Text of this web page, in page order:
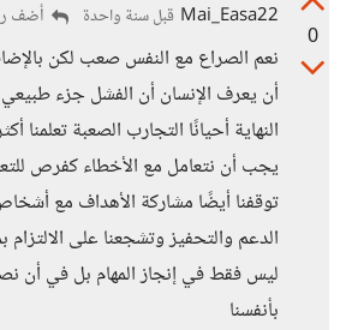
0
Mai_Easa22 قبل سنة واحدة أضف
نعم الصراع مع النفس صعب لكن
أن يعرف الإنسان أن الفشل جزء
النهاية أحيانًا التجارب الصعبة تعلمنا
يجب أن نتعامل مع الأخطاء كفرص
توقفنا أيضًا مشاركة الأهداف مع
الدعم والتحفيز وتشجعنا على الالتزام
ليس فقط في إنجاز المهام بل في أن
بأنفسنا